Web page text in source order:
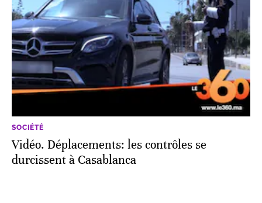
SOCIÉTÉ
Vidéo. Déplacements: les contrôles se
durcissent à Casablanca